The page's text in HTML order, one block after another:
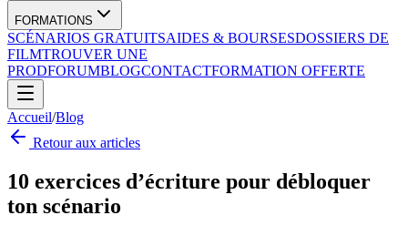
FORMATIONS
SCÉNARIOS GRATUITSAIDES & BOURSESDOSSIERS DE
FILMTROUVER UNE
PRODFORUMBLOGCONTACTFORMATION OFFERTE
Accueil/Blog
Retour aux articles
10 exercices d’écriture pour débloquer
ton scénario